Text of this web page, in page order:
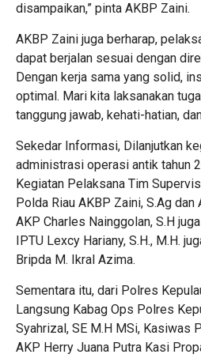
disampaikan,” pinta AKBP Zaini.
AKBP Zaini juga berharap,
dapat berjalan sesuai dengan
Dengan kerja sama yang solid,
optimal. Mari kita laksanakan
tanggung jawab, kehati-hatian,
Sekedar Informasi, Dilanjutkan
administrasi operasi antik tahun
Kegiatan Pelaksana Tim
Polda Riau AKBP Zaini, S.Ag
AKP Charles Nainggolan, S.H
IPTU Lexcy Hariany, S.H., M.H.
Bripda M. Ikral Azima.
Sementara itu, dari Polres
Langsung Kabag Ops Polres
Syahrizal, SE M.H MSi, Kasiwas
AKP Herry Juana Putra Kasi